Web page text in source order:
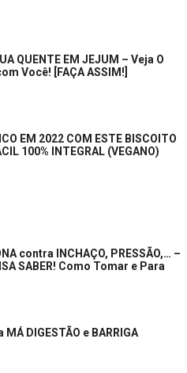
QUENTE EM JEJUM – Veja O
Você! [FAÇA ASSIM!]
EM 2022 COM ESTE BISCOITO
100% INTEGRAL (VEGANO)
contra INCHAÇO, PRESSÃO,… –
SABER! Como Tomar e Para
MÁ DIGESTÃO e BARRIGA